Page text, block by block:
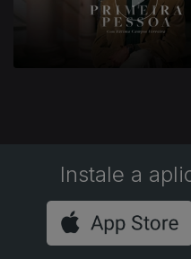
Instale a